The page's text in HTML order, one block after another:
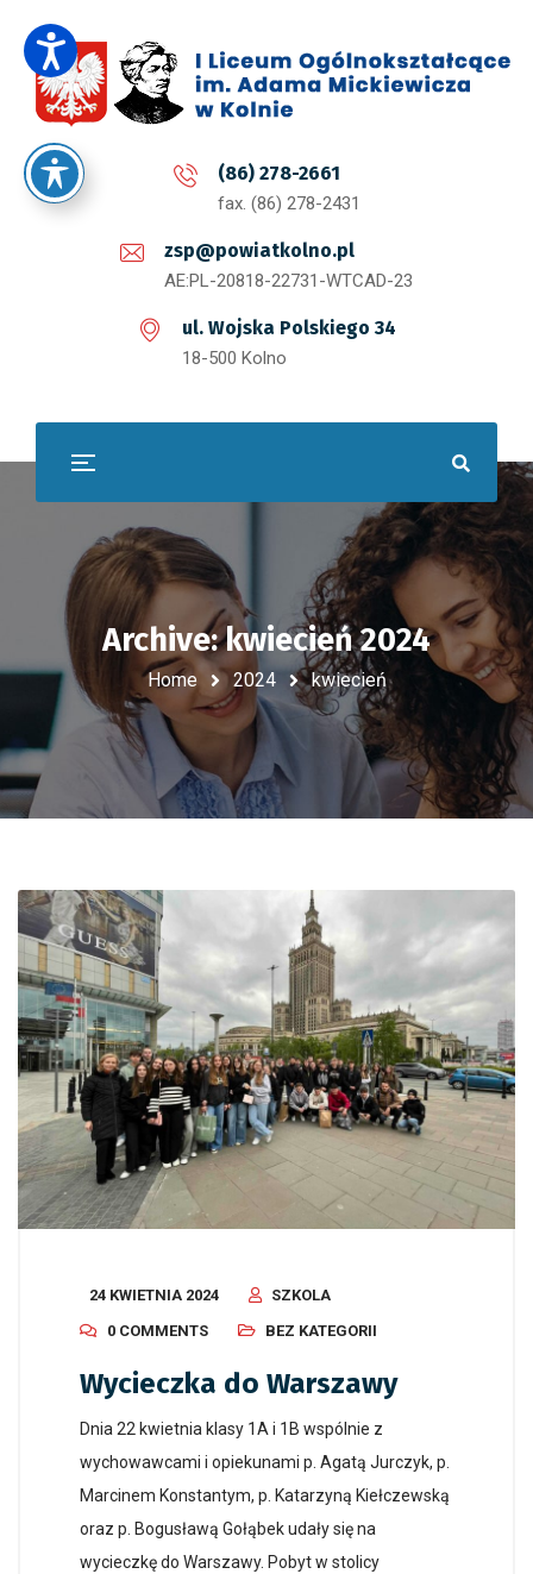
(86) 278-2661
fax. (86) 278-2431
zsp@powiatkolno.pl
AE:PL-20818-22731-WTCAD-23
ul. Wojska Polskiego 34
18-500 Kolno
Archive: kwiecień 2024
Home 2024 kwiecień
24 KWIETNIA 2024
SZKOLA
0 COMMENTS
BEZ KATEGORII
Wycieczka do Warszawy
Dnia 22 kwietnia klasy 1A i 1B wspólnie z
wychowawcami i opiekunami p. Agatą Jurczyk, p.
Marcinem Konstantym, p. Katarzyną Kiełczewską
oraz p. Bogusławą Gołąbek udały się na
wycieczkę do Warszawy. Pobyt w stolicy